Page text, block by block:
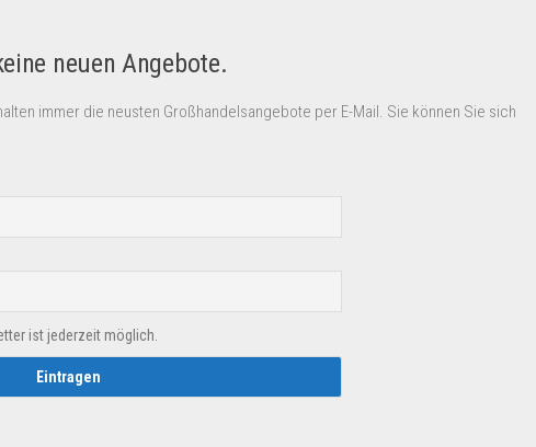
neuen Angebote.
immer die neusten Großhandelsangebote per E-Mail. Sie können Sie sich
ist jederzeit möglich.